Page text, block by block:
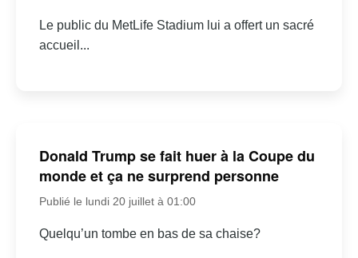
Le public du MetLife Stadium lui a offert un sacré
accueil...
Donald Trump se fait huer à la Coupe du
monde et ça ne surprend personne
Publié le lundi 20 juillet à 01:00
Quelqu’un tombe en bas de sa chaise?